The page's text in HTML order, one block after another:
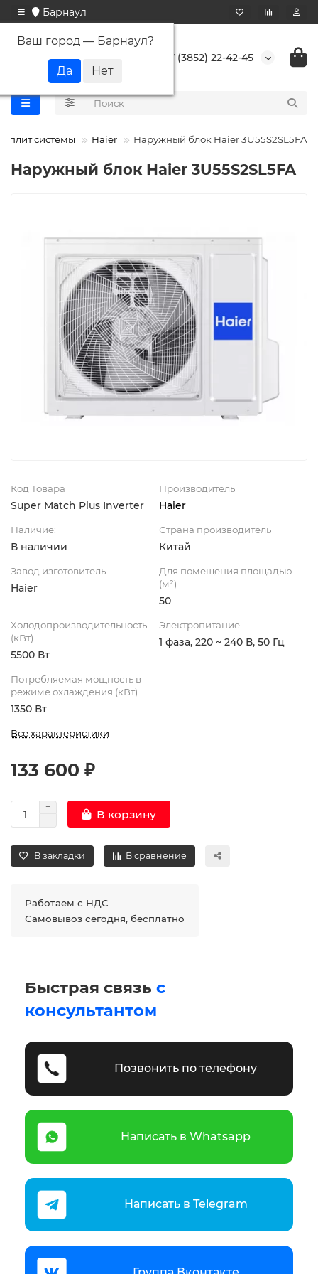
Барнаул
Ваш город — Барнаул?
+7 (3852) 22-42-45
системы Haier Наружный блок Haier 3U55S2SL5FA
Наружный блок Haier 3U55S2SL5FA
Код Товара
Super Match Plus Inverter
Производитель
Haier
Наличие:
В наличии
Страна производитель
Китай
Завод изготовитель
Haier
Для помещения площадью
(м²)
50
Холодопроизводительность
(кВт)
5500 Вт
Электропитание
1 фаза, 220 ~ 240 В, 50 Гц
Потребляемая мощность в
режиме охлаждения (кВт)
1350 Вт
Все характеристики
133 600 ₽
В корзину
В закладки В сравнение
Работаем с НДС
Самовывоз сегодня, бесплатно
Быстрая связь с
консультантом
Позвонить по телефону
Написать в Whatsapp
Написать в Telegram